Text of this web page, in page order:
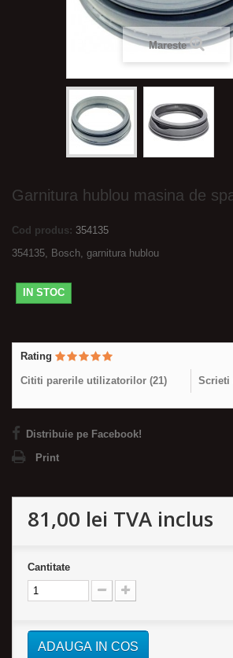
Mareste
Garnitura hublou masina de
Cod produs: 354135
354135, Bosch, garnitura hublou
IN STOC
Rating
Cititi parerile utilizatorilor (21) Scrieti
Distribuie pe Facebook!
Print
81,00 lei TVA inclus
Cantitate
ADAUGA IN COS